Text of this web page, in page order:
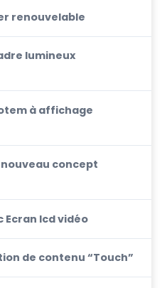
renouvelable
lumineux
à affichage
concept
lcd vidéo
de contenu “Touch”